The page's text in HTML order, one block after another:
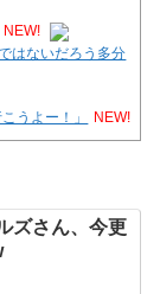
NEW!
はないだろう多分
うよー！」
NEW!
配信
24日20時～最新情
じの水着のマネ、
ズさん、今更